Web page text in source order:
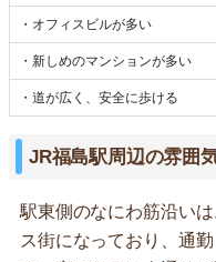
・オフィスビルが多い
・新しめのマンションが多い
・道が広く、安全に歩ける
JR福島駅周辺の雰囲
駅東側のなにわ筋沿い
ス街になっており、通